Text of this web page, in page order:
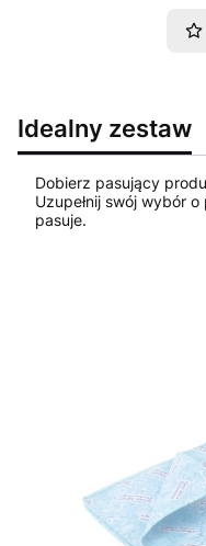
Idealny zestaw
Dobierz pasujący
Uzupełnij swój wybór
pasuje.